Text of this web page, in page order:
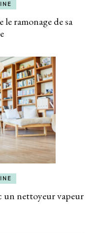
le ramonage de sa
un nettoyeur vapeur